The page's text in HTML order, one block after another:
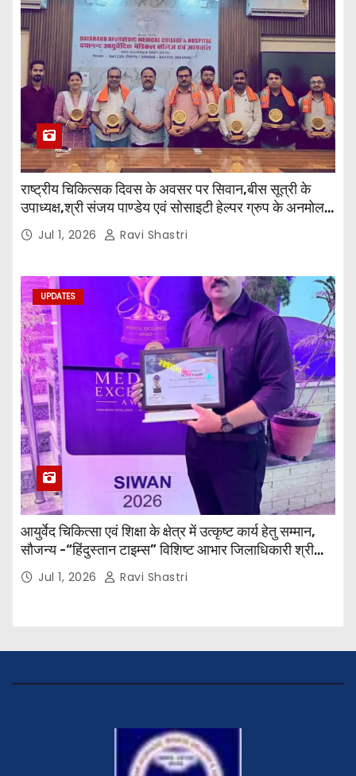
राष्ट्रीय चिकित्सक दिवस के अवसर पर सिवान,बीस सूत्री के
उपाध्यक्ष,श्री संजय पाण्डेय एवं सोसाइटी हेल्पर ग्रुप के अनमोल
जी तथा इनर व्हील क्लब की अध्यक्षा श्रीमती आरती अलोक वर्मा
एवं उनकी टीम द्वारा महाविद्यालय के प्राचार्य डॉ. सुधांशु शेखर
Jul 1, 2026 Ravi Shastri
UPDATES
आयुर्वेद चिकित्सा एवं शिक्षा के क्षेत्र में उत्कृष्ट कार्य हेतु सम्मान,
सौजन्य -“हिंदुस्तान टाइम्स” विशिष्ट आभार जिलाधिकारी श्री
विवेक रंजन मैत्रेय (भा०प्र० से०), आरक्षी अधीक्षक श्री पूरन झा
(भा०पु०से०) सिविल सर्जन, सिवान एवं ब्यूरो चीफ श्री नीरज
Jul 1, 2026 Ravi Shastri